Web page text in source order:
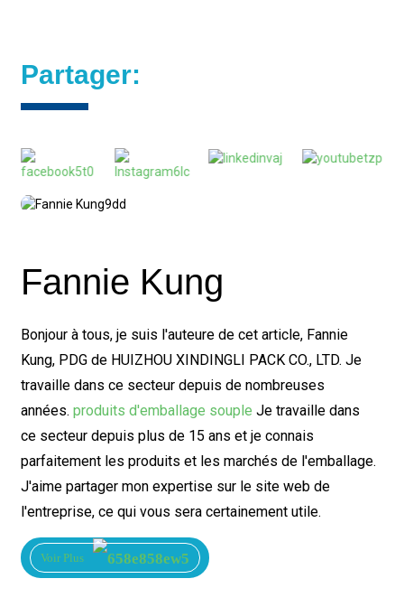
Partager:
Fannie Kung
Bonjour à tous, je suis l'auteure de cet article, Fannie
Kung, PDG de HUIZHOU XINDINGLI PACK CO., LTD. Je
travaille dans ce secteur depuis de nombreuses
années. produits d'emballage souple Je travaille dans
ce secteur depuis plus de 15 ans et je connais
parfaitement les produits et les marchés de l'emballage.
J'aime partager mon expertise sur le site web de
l'entreprise, ce qui vous sera certainement utile.
Voir Plus